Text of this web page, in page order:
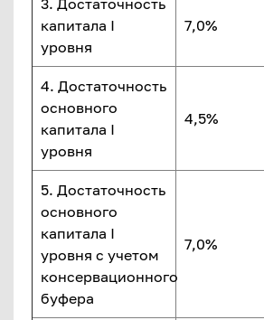
3. Достаточность
капитала I
уровня
7,0%
4. Достаточность
основного
капитала I
уровня
4,5%
5. Достаточность
основного
капитала I
уровня с учетом
консервационного
буфера
7,0%